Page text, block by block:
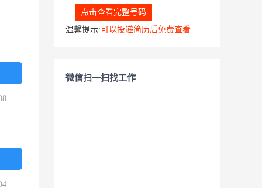
点击查看完整号码
温馨提示: 可以投递简历后免费查看
微信扫一扫找工作